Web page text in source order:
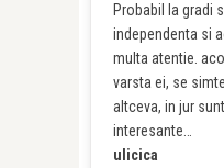
Probabil la gradi
independenta si
multa atentie.
varsta ei, se
altceva, in jur
interesante…
ulicica